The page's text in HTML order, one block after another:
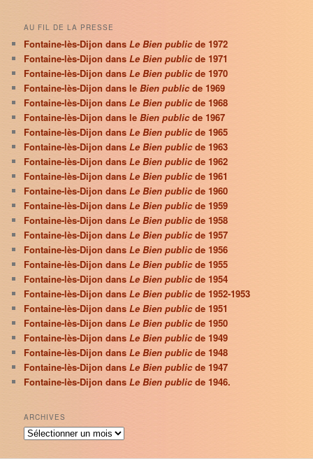
AU FIL DE LA PRESSE
Fontaine-lès-Dijon dansLe Bien publicde 1972
Fontaine-lès-Dijon dansLe Bien publicde 1971
Fontaine-lès-Dijon dansLe Bien publicde 1970
Fontaine-lès-Dijon dans leBien publicde 1969
Fontaine-lès-Dijon dansLe Bien publicde 1968
Fontaine-lès-Dijon dans leBien publicde 1967
Fontaine-lès-Dijon dansLe Bien publicde 1965
Fontaine-lès-Dijon dansLe Bien publicde 1963
Fontaine-lès-Dijon dansLe Bien publicde 1962
Fontaine-lès-Dijon dansLe Bien publicde 1961
Fontaine-lès-Dijon dansLe Bien publicde 1960
Fontaine-lès-Dijon dansLe Bien publicde 1959
Fontaine-lès-Dijon dansLe Bien publicde 1958
Fontaine-lès-Dijon dansLe Bien publicde 1957
Fontaine-lès-Dijon dansLe Bien publicde 1956
Fontaine-lès-Dijon dansLe Bien publicde 1955
Fontaine-lès-Dijon dansLe Bien publicde 1954
Fontaine-lès-Dijon dansLe Bien publicde 1952-1953
Fontaine-lès-Dijon dansLe Bien publicde 1951
Fontaine-lès-Dijon dansLe Bien publicde 1950
Fontaine-lès-Dijon dansLe Bien publicde 1949
Fontaine-lès-Dijon dansLe Bien publicde 1948
Fontaine-lès-Dijon dansLe Bien publicde 1947
Fontaine-lès-Dijon dansLe Bien publicde 1946.
ARCHIVES
Archives